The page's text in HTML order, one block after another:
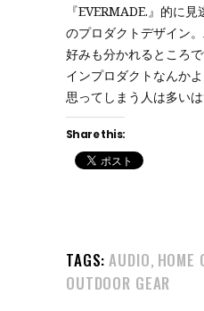
『EVERMADE.』的に
のプロダクトデザイン
好みも分かれるところ
インプロダクトなんか
思ってしまう人は多いは
Share this:
TAGS: AUDIO, HOME
OUTDOOR GEAR